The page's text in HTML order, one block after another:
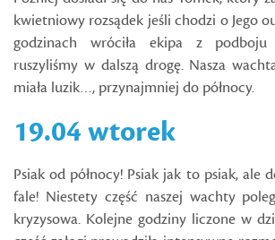
kwietniowy rozsądek jeśli chodzi o Jego
godzinach wróciła ekipa z
ruszyliśmy w dalszą drogę. Nasza
miała luzik…, przynajmniej do północy.
19.04 wtorek
Psiak od północy! Psiak jak to psiak, ale
fale! Niestety część naszej wachty
kryzysowa. Kolejne godziny liczone w